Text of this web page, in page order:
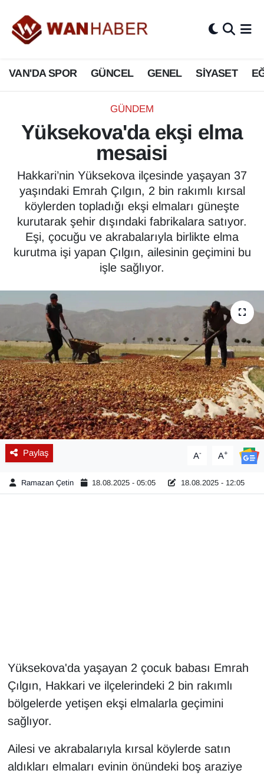
VAN'DA SPOR GÜNCEL GENEL SİYASET
GÜNDEM
Yüksekova'da ekşi elma
mesaisi
Hakkari’nin Yüksekova ilçesinde yaşayan 37
yaşındaki Emrah Çılgın, 2 bin rakımlı kırsal
köylerden topladığı ekşi elmaları güneşte
kurutarak şehir dışındaki fabrikalara satıyor.
Eşi, çocuğu ve akrabalarıyla birlikte elma
kurutma işi yapan Çılgın, ailesinin geçimini bu
işle sağlıyor.
Paylaş A- A+
Ramazan Çetin 18.08.2025 - 05:05 18.08.2025 - 12:05
Yüksekova'da yaşayan 2 çocuk babası Emrah
Çılgın, Hakkari ve ilçelerindeki 2 bin rakımlı
bölgelerde yetişen ekşi elmalarla geçimini
sağlıyor.
Ailesi ve akrabalarıyla kırsal köylerde satın
aldıkları elmaları evinin önündeki boş araziye
3.SAYFA
ASAYİŞ
BİLİM VE TEKNOLOJİ
Biyografi
ÇEVRE
Deprem
Dernekler, Odalar
DÜNYA
EĞİTİM
EKONOMİ
Eleman
Emlak
En çok konuşulanlar
GENEL
Kamu Alımları
Kültür & Sanat
Van Nöbetçi Eczaneler
Van Hava Durumu
Van Namaz Vakitleri
Van Trafik Yoğunluk Haritası
Tüm Manşetler
Son Dakika Haberleri
Haber Arşivi